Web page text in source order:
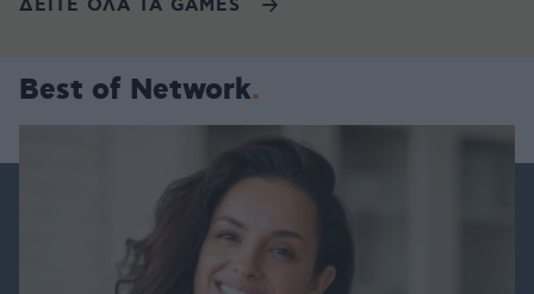
ΔΕΙΤΕ ΟΛΑ ΤΑ GAMES
Best of Network